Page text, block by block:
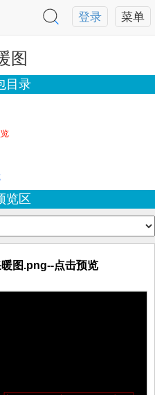
菜单
登录
图
目录
览区
图.png--点击预览